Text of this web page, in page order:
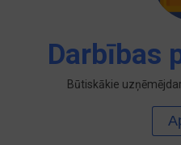
Darbības
Būtiskākie